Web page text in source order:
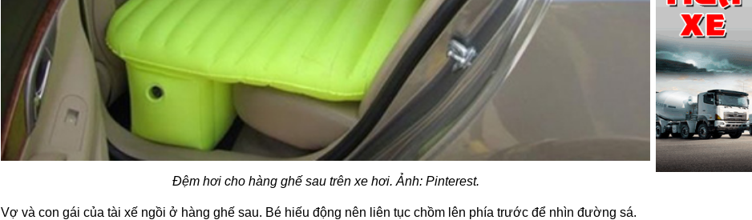
Đệm hơi cho hàng ghế sau trên xe hơi. Ảnh: Pinterest.
Vợ và con gái của tài xế ngồi ở hàng ghế sau. Bé hiếu động nên liên tục chồm lên phía trước để nhìn đường sá.